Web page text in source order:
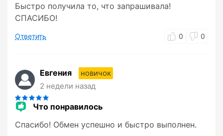
Быстро получила то, что запрашивала!
СПАСИБО!
Ответить 0 0
Евгения
новичок
2 недели назад
Что понравилось
Спасибо! Обмен успешно и быстро выполнен.